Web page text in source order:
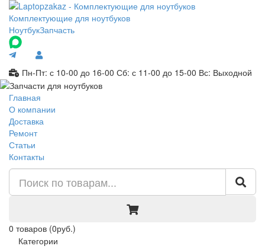
Комплектующие для ноутбуков
НоутбукЗапчасть
Пн-Пт: с 10-00 до 16-00 Сб: с 11-00 до 15-00 Вс: Выходной
Главная
О компании
Доставка
Ремонт
Статьи
Контакты
0 товаров (0руб.)
Категории